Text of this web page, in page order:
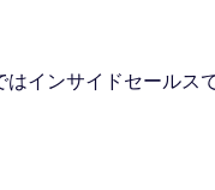
インサイドセールス